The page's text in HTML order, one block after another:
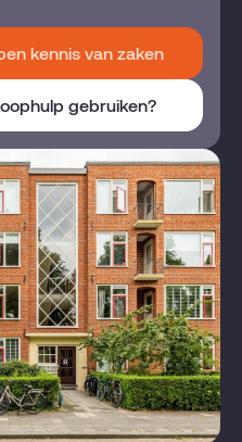
kennis van zaken
gebruiken?